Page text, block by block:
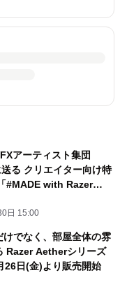
アーティスト集団
る クリエイター向け特
#MADE with Razer
土)に開催
日 15:00
けでなく、部屋全体の雰
Razer Aetherシリーズ
26日(金)より販売開始